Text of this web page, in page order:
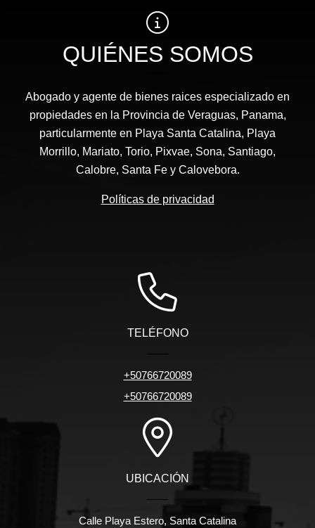
QUIÉNES SOMOS
Abogado y agente de bienes raices especializado en
propiedades en la Provincia de Veraguas, Panama,
particularmente en Playa Santa Catalina, Playa
Morrillo, Mariato, Torio, Pixvae, Sona, Santiago,
Calobre, Santa Fe y Calovebora.
Políticas de privacidad
TELÉFONO
+50766720089
+50766720089
UBICACIÓN
Calle Playa Estero, Santa Catalina